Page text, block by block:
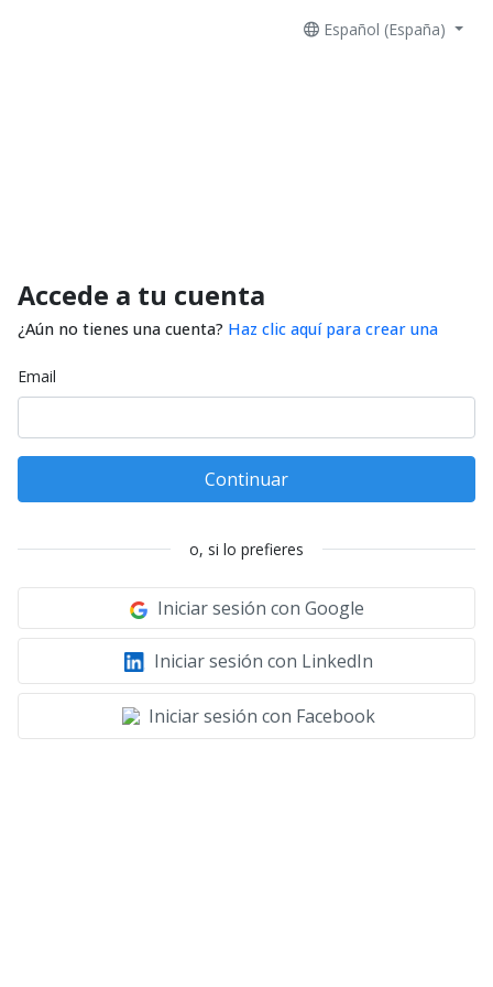
Español (España)
Accede a tu cuenta
¿Aún no tienes una cuenta? Haz clic aquí para crear una
Email
Continuar
o, si lo prefieres
Iniciar sesión con Google
Iniciar sesión con LinkedIn
Iniciar sesión con Facebook